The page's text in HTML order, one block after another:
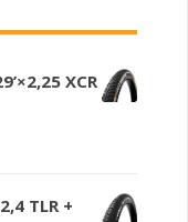
XCR
TLR +